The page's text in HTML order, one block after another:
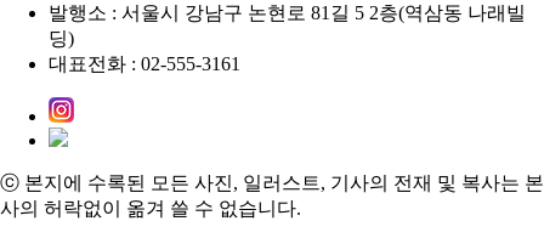
발행소 : 서울시 강남구 논현로 81길 5 2층(역삼동 나래빌
딩)
대표전화 : 02-555-3161
ⓒ 본지에 수록된 모든 사진, 일러스트, 기사의 전재 및 복사는 본
사의 허락없이 옮겨 쓸 수 없습니다.